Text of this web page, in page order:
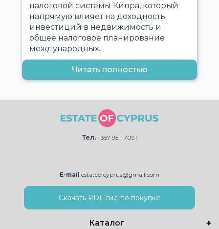
налоговой системы Кипра, который
напрямую влияет на доходность
инвестиций в недвижимость и
общее налоговое планирование
международных..
Читать полностью
Тел. +357 95 117091
E-mail estateofcyprus@gmail.com
Скачать PDF-гид по покупке
Каталог